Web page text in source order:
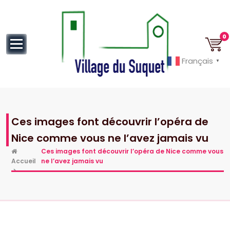
0
Ces images font découvrir l’opéra de
Nice comme vous ne l’avez jamais vu
Accueil
>
Ces images font découvrir l’opéra de Nice comme vous
ne l’avez jamais vu
Français ▼